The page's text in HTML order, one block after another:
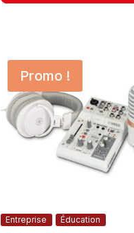
Promo !
Entreprise Éducation